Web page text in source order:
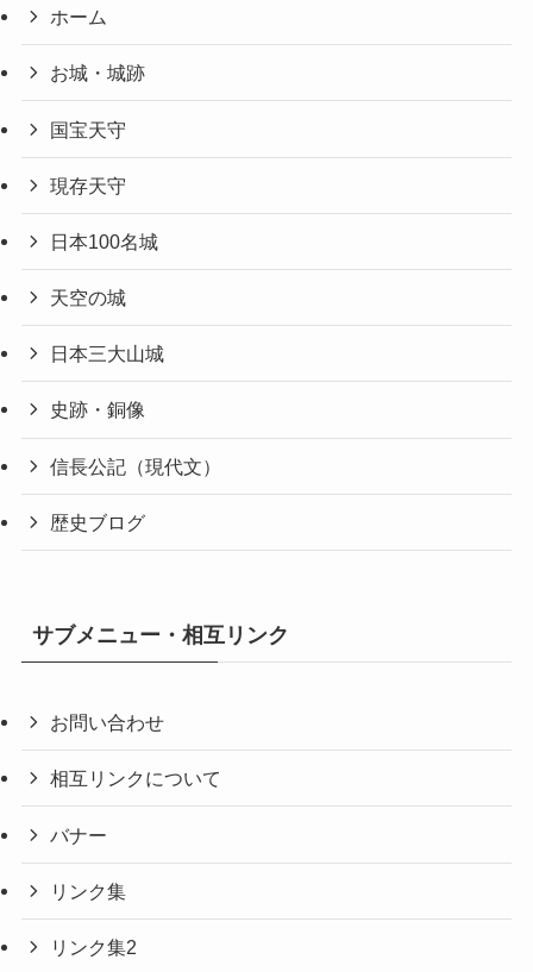
ホーム
お城・城跡
国宝天守
現存天守
日本100名城
天空の城
日本三大山城
史跡・銅像
信長公記（現代文）
歴史ブログ
サブメニュー・相互リンク
お問い合わせ
相互リンクについて
バナー
リンク集
リンク集2